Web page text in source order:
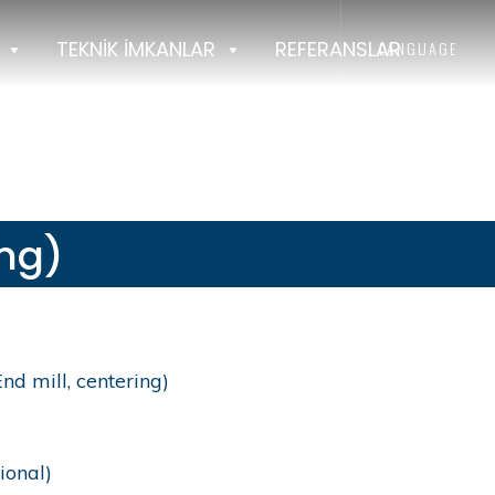
TEKNİK İMKANLAR
REFERANSLARLANGUAGE
mill, centering)